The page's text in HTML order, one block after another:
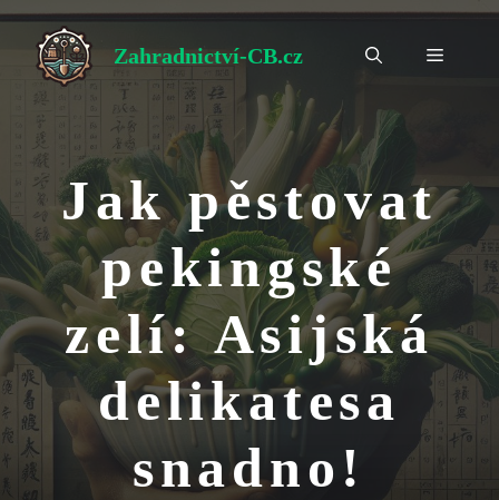
Přeskočit
obsah
Zahradnictví-CB.cz Menu
Jak pěstovat
pekingské
zelí: Asijská
delikatesa
snadno!